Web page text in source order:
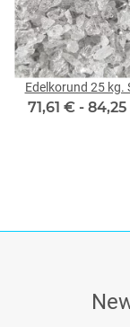
Edelkorund 25 kg.
71,61 € -